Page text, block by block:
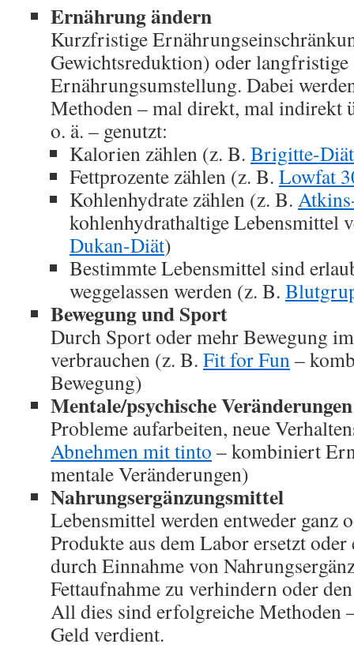
Ernährung ändern
Kurzfristige
Gewichtsreduktion) oder langfristige
Ernährungsumstellung. Dabei
Methoden – mal direkt, mal indirekt
o. ä. – genutzt:
Kalorien zählen (z. B. Brigitte-Diät
Fettprozente zählen (z. B. Lowfat
Kohlenhydrate zählen (z. B.
kohlenhydrathaltige Lebensmittel
Dukan-Diät)
Bestimmte Lebensmittel sind
weggelassen werden (z. B.
Bewegung und Sport
Durch Sport oder mehr Bewegung
verbrauchen (z. B. Fit for Fun–
Bewegung)
Mentale/psychische Veränderungen
Probleme aufarbeiten, neue
Abnehmen mit tinto – kombiniert
mentale Veränderungen)
Nahrungsergänzungsmittel
Lebensmittel werden entweder ganz
Produkte aus dem Labor ersetzt
durch Einnahme von
Fettaufnahme zu verhindern oder
All dies sind erfolgreiche Methoden
Geld verdient.